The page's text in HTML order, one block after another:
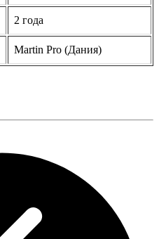
2 года
Martin Pro (Дания)